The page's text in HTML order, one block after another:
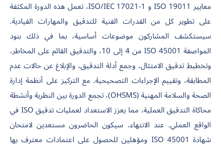
معايير ISO 19011 و ISO/IEC 17021-1، تعمل هذه الدورة المكثفة
على تطوير كل من القدرات الفنية للتدقيق والمهارات القيادية.
سيستكشف المشاركون موضوعات أساسية، بما في ذلك بنود
المواصفة ISO 45001 من 4 إلى 10، والتدقيق القائم على المخاطر،
وتخطيط تدقيق الامتثال، وجمع أدلة التدقيق، والإبلاغ عن حالات عدم
المطابقة، وتقييم الإجراءات التصحيحية. مع التركيز على أنظمة إدارة
الصحة والسلامة المهنية (OHSMS)، تجمع الدورة بين النظرية وأنشطة
محاكاة التدقيق العملية، مما يعزز الاستعداد لعمليات تدقيق ISO في
الواقع العملي. عند الانتهاء، سيكون الحاضرون مستعدين لامتحان
شهادة ISO 45001 ومؤهلين للحصول على اعتمادات معترف بها